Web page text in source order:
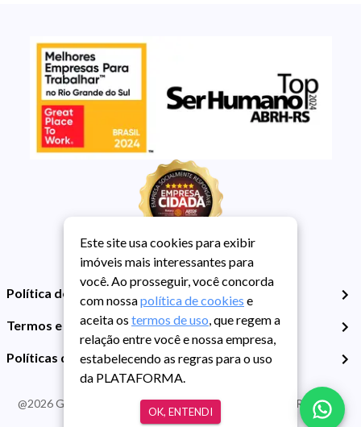
Política de Privacidade
Termos e Condições de Uso
Políticas de Cookies
@2026Guarida Imóvel. Todos os direitos reservados. CRECI RS -
413J | CNPJ Guarida: 89.398.606/0001-30
Este site usa cookies para exibir
imóveis mais interessantes para
você. Ao prosseguir, você concorda
com nossapolítica de cookies e
aceita os termos de uso, que regem a
relação entre você e nossa empresa,
estabelecendo as regras para o uso
da PLATAFORMA.
OK, ENTENDI